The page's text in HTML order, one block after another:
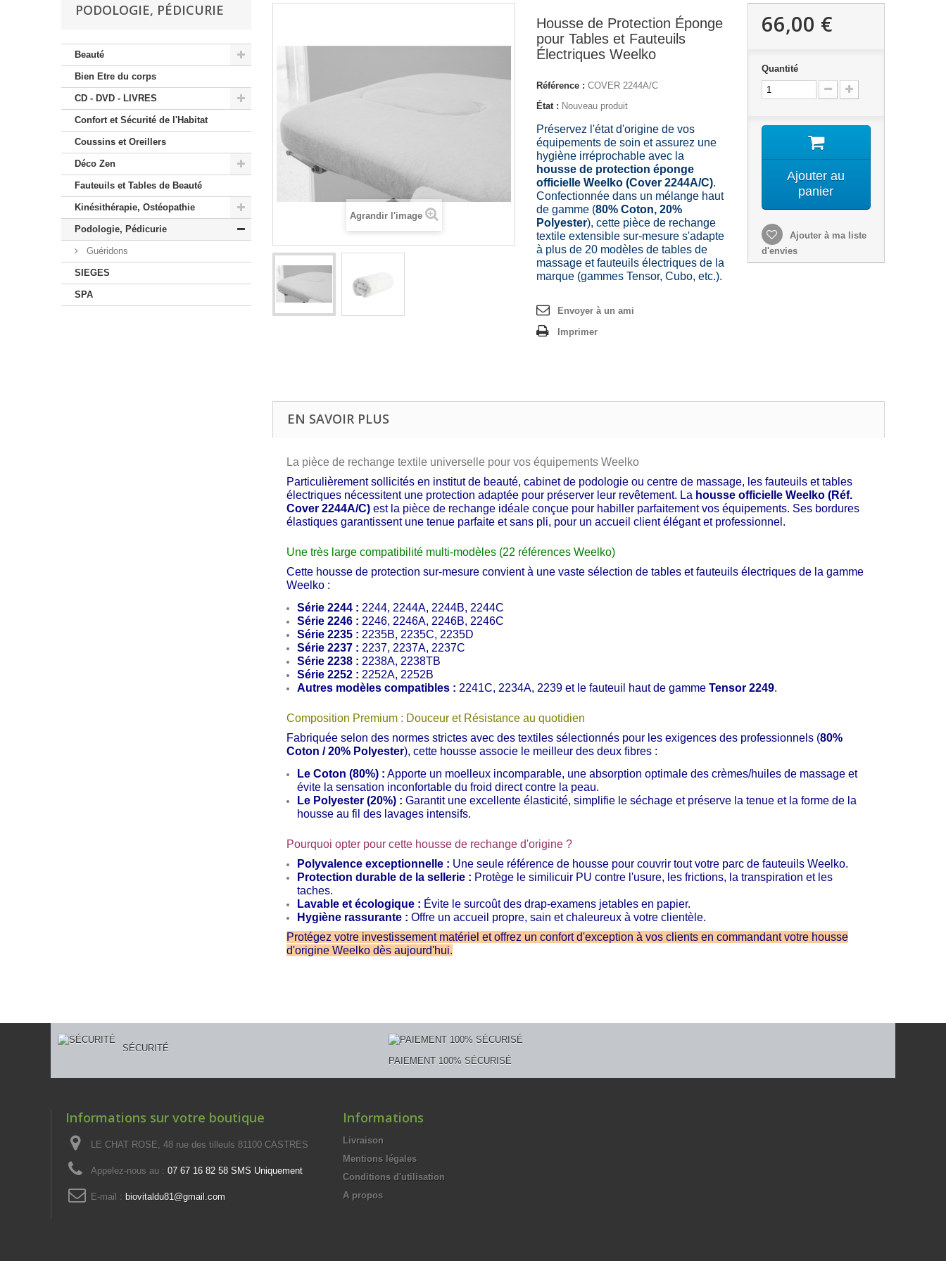
PODOLOGIE, PÉDICURIE
Beauté
Bien Etre du corps
CD - DVD - LIVRES
Confort et Sécurité de l'Habitat
Coussins et Oreillers
Déco Zen
Fauteuils et Tables de Beauté
Kinésithérapie, Ostéopathie
Podologie, Pédicurie
Guéridons
SIEGES
SPA
Agrandir l'image
Housse de Protection Éponge
pour Tables et Fauteuils
Électriques Weelko
Référence : COVER 2244A/C
État : Nouveau produit
Préservez l'état d'origine de vos
équipements de soin et assurez une
hygiène irréprochable avec la
housse de protection éponge
officielle Weelko (Cover 2244A/C).
Confectionnée dans un mélange haut
de gamme (80% Coton, 20%
Polyester), cette pièce de rechange
textile extensible sur-mesure s'adapte
à plus de 20 modèles de tables de
massage et fauteuils électriques de la
marque (gammes Tensor, Cubo, etc.).
Envoyer à un ami
Imprimer
66,00 €
Quantité
Ajouter au
panier
Ajouter à ma liste
d'envies
EN SAVOIR PLUS
La pièce de rechange textile universelle pour vos équipements Weelko
Particulièrement sollicités en institut de beauté, cabinet de podologie ou centre de massage, les fauteuils et tables
électriques nécessitent une protection adaptée pour préserver leur revêtement. La housse officielle Weelko (Réf.
Cover 2244A/C) est la pièce de rechange idéale conçue pour habiller parfaitement vos équipements. Ses bordures
élastiques garantissent une tenue parfaite et sans pli, pour un accueil client élégant et professionnel.
Une très large compatibilité multi-modèles (22 références Weelko)
Cette housse de protection sur-mesure convient à une vaste sélection de tables et fauteuils électriques de la gamme
Weelko :
Série 2244 : 2244, 2244A, 2244B, 2244C
Série 2246 : 2246, 2246A, 2246B, 2246C
Série 2235 : 2235B, 2235C, 2235D
Série 2237 : 2237, 2237A, 2237C
Série 2238 : 2238A, 2238TB
Série 2252 : 2252A, 2252B
Autres modèles compatibles : 2241C, 2234A, 2239 et le fauteuil haut de gamme Tensor 2249.
Composition Premium : Douceur et Résistance au quotidien
Fabriquée selon des normes strictes avec des textiles sélectionnés pour les exigences des professionnels (80%
Coton / 20% Polyester), cette housse associe le meilleur des deux fibres :
Le Coton (80%) : Apporte un moelleux incomparable, une absorption optimale des crèmes/huiles de massage et
évite la sensation inconfortable du froid direct contre la peau.
Le Polyester (20%) : Garantit une excellente élasticité, simplifie le séchage et préserve la tenue et la forme de la
housse au fil des lavages intensifs.
Pourquoi opter pour cette housse de rechange d'origine ?
Polyvalence exceptionnelle : Une seule référence de housse pour couvrir tout votre parc de fauteuils Weelko.
Protection durable de la sellerie : Protège le similicuir PU contre l'usure, les frictions, la transpiration et les
taches.
Lavable et écologique : Évite le surcoût des drap-examens jetables en papier.
Hygiène rassurante : Offre un accueil propre, sain et chaleureux à votre clientèle.
Protégez votre investissement matériel et offrez un confort d'exception à vos clients en commandant votre housse
d'origine Weelko dès aujourd'hui.
SÉCURITÉ
PAIEMENT 100% SÉCURISÉ
Informations sur votre boutique
LE CHAT ROSE, 48 rue des tilleuls 81100 CASTRES
Appelez-nous au : 07 67 16 82 58 SMS Uniquement
E-mail : biovitaldu81@gmail.com
Informations
Livraison
Mentions légales
Conditions d'utilisation
A propos